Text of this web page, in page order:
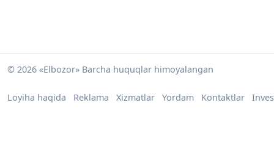
© 2026 «Elbozor» Barcha huquqlar himoyalangan
Loyiha haqida Reklama Xizmatlar Yordam Kontaktlar